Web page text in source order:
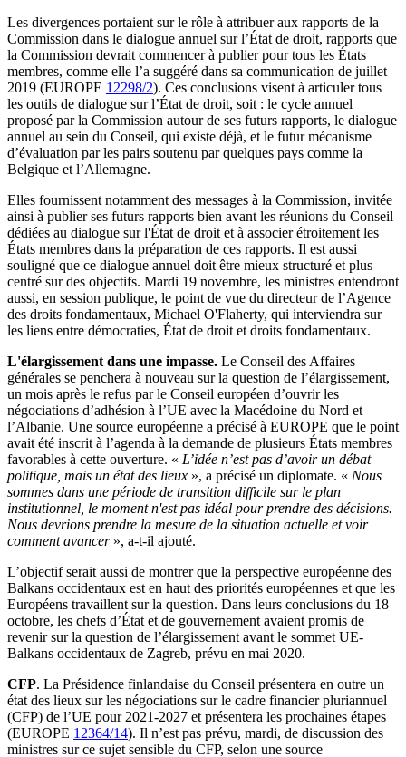
Les divergences portaient sur le rôle à attribuer aux rapports de la
Commission dans le dialogue annuel sur l’État de droit, rapports que
la Commission devrait commencer à publier pour tous les États
membres, comme elle l’a suggéré dans sa communication de juillet
2019 (EUROPE 12298/2). Ces conclusions visent à articuler tous
les outils de dialogue sur l’État de droit, soit : le cycle annuel
proposé par la Commission autour de ses futurs rapports, le dialogue
annuel au sein du Conseil, qui existe déjà, et le futur mécanisme
d’évaluation par les pairs soutenu par quelques pays comme la
Belgique et l’Allemagne.
Elles fournissent notamment des messages à la Commission, invitée
ainsi à publier ses futurs rapports bien avant les réunions du Conseil
dédiées au dialogue sur l'État de droit et à associer étroitement les
États membres dans la préparation de ces rapports. Il est aussi
souligné que ce dialogue annuel doit être mieux structuré et plus
centré sur des objectifs. Mardi 19 novembre, les ministres entendront
aussi, en session publique, le point de vue du directeur de l’Agence
des droits fondamentaux, Michael O'Flaherty, qui interviendra sur
les liens entre démocraties, État de droit et droits fondamentaux.
L'élargissement dans une impasse. Le Conseil des Affaires
générales se penchera à nouveau sur la question de l’élargissement,
un mois après le refus par le Conseil européen d’ouvrir les
négociations d’adhésion à l’UE avec la Macédoine du Nord et
l’Albanie. Une source européenne a précisé à EUROPE que le point
avait été inscrit à l’agenda à la demande de plusieurs États membres
favorables à cette ouverture. « L’idée n’est pas d’avoir un débat
politique, mais un état des lieux », a précisé un diplomate. « Nous
sommes dans une période de transition difficile sur le plan
institutionnel, le moment n'est pas idéal pour prendre des décisions.
Nous devrions prendre la mesure de la situation actuelle et voir
comment avancer», a-t-il ajouté.
L’objectif serait aussi de montrer que la perspective européenne des
Balkans occidentaux est en haut des priorités européennes et que les
Européens travaillent sur la question. Dans leurs conclusions du 18
octobre, les chefs d’État et de gouvernement avaient promis de
revenir sur la question de l’élargissement avant le sommet UE-
Balkans occidentaux de Zagreb, prévu en mai 2020.
CFP. La Présidence finlandaise du Conseil présentera en outre un
état des lieux sur les négociations sur le cadre financier pluriannuel
(CFP) de l’UE pour 2021-2027 et présentera les prochaines étapes
(EUROPE 12364/14). Il n’est pas prévu, mardi, de discussion des
ministres sur ce sujet sensible du CFP, selon une source